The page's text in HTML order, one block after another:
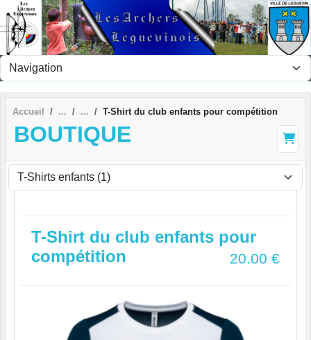
Accueil T-Shirt du club enfants pour compétition
BOUTIQUE
T-Shirt du club enfants pour
compétition
20.00 €
Panneau de gestion des cookies